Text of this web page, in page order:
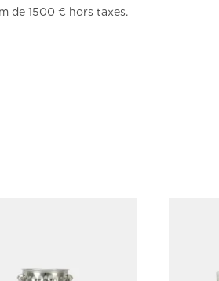
de 1500 € hors taxes.